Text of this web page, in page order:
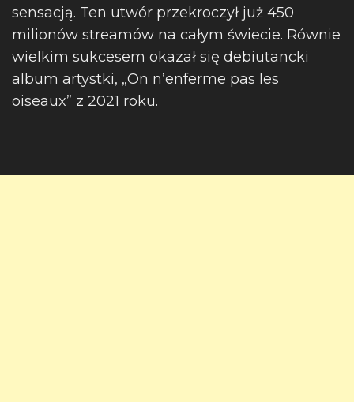
sensacją. Ten utwór przekroczył już 450
milionów streamów na całym świecie. Równie
wielkim sukcesem okazał się debiutancki
album artystki, „On n’enferme pas les
oiseaux” z 2021 roku.